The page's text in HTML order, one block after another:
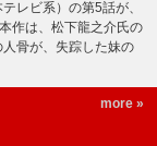
レビ系）の第5話が、
作は、松下龍之介氏の
骨が、失踪した妹の
more »